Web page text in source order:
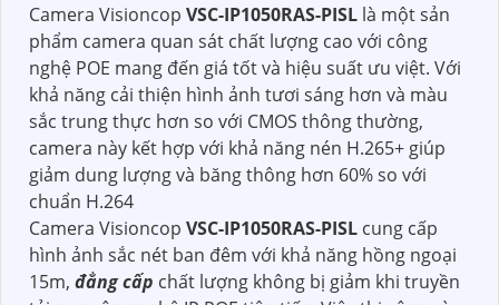
Camera Visioncop VSC-IP1050RAS-PISL là một sản
phẩm camera quan sát chất lượng cao với công
nghệ POE mang đến giá tốt và hiệu suất ưu việt. Với
khả năng cải thiện hình ảnh tươi sáng hơn và màu
sắc trung thực hơn so với CMOS thông thường,
camera này kết hợp với khả năng nén H.265+ giúp
giảm dung lượng và băng thông hơn 60% so với
chuẩn H.264
Camera Visioncop VSC-IP1050RAS-PISL cung cấp
hình ảnh sắc nét ban đêm với khả năng hồng ngoại
15m, đẳng cấp chất lượng không bị giảm khi truyền